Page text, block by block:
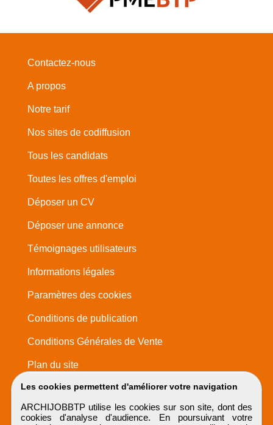
Les cookies permettent d'améliorer votre navigation
ARCHIJOBBTP utilise les cookies sur son site, dont des
cookies d'analyse d'audience. En poursuivant votre
Contactez-nous
A propos
Notre tarif
Nos sites de codiffusion
Tous les candidats
Toutes les offres d'emploi
Déposer un CV
Déposer une annonce
Témoignages utilisateurs
Informations légales
Paramètres des cookies
Conditions de publication
Conditions Générales de Vente
Plan du site